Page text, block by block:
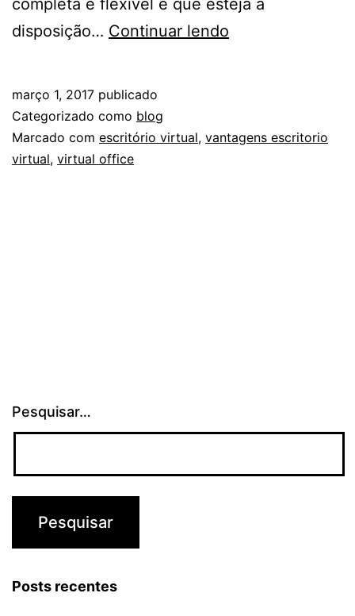
disposição… Continuar lendo
escritório
março 1, 2017 publicado
Categorizado como blog
Marcado com escritório virtual, vantagens escritorio
virtual, virtual office
Pesquisar…
Posts recentes